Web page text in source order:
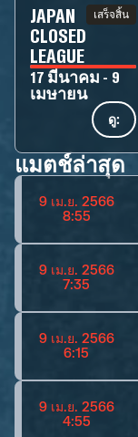
JAPAN
CLOSED
LEAGUE
เสร็จสิ้น
17 มีนาคม - 9
เมษายน
ดู:
แมตช์ล่าสุด
9 เม.ย. 2566
8:55
9 เม.ย. 2566
7:35
9 เม.ย. 2566
6:15
9 เม.ย. 2566
4:55